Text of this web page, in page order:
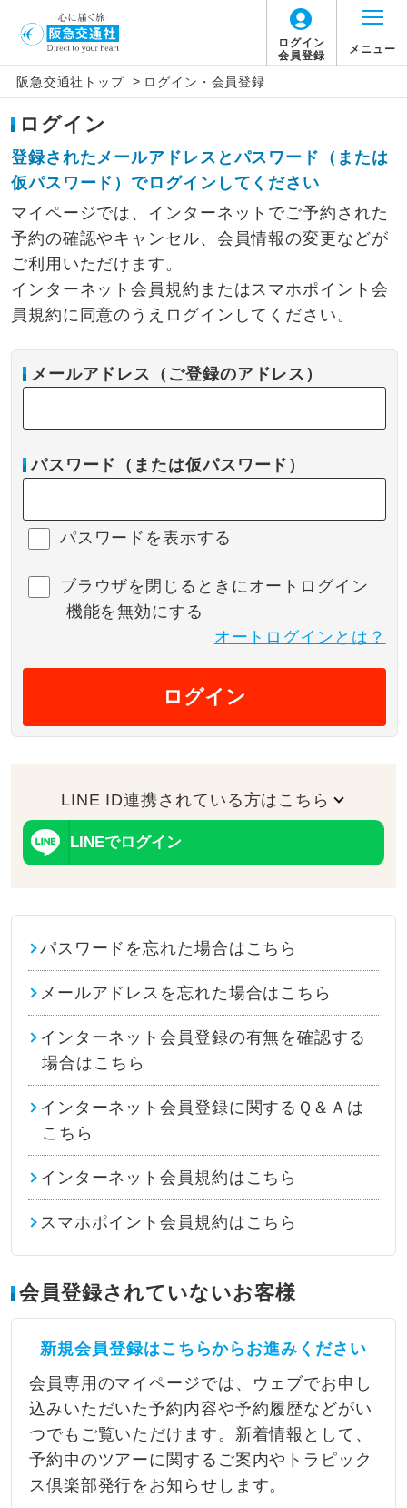
ログイン
会員登録
メニュー
阪急交通社トップ > ログイン・会員登録
ログイン
登録されたメールアドレスとパスワード（または
仮パスワード）でログインしてください
マイページでは、インターネットでご予約された
予約の確認やキャンセル、会員情報の変更などが
ご利用いただけます。
インターネット会員規約またはスマホポイント会
員規約に同意のうえログインしてください。
メールアドレス（ご登録のアドレス）
パスワード（または仮パスワード）
パスワードを表示する
ブラウザを閉じるときにオートログイン
機能を無効にする
オートログインとは？
ログイン
LINE ID連携されている方はこちら
LINEでログイン
パスワードを忘れた場合はこちら
メールアドレスを忘れた場合はこちら
インターネット会員登録の有無を確認する
場合はこちら
インターネット会員登録に関するＱ＆Ａは
こちら
インターネット会員規約はこちら
スマホポイント会員規約はこちら
会員登録されていないお客様
新規会員登録はこちらからお進みください
会員専用のマイページでは、ウェブでお申し
込みいただいた予約内容や予約履歴などがい
つでもご覧いただけます。新着情報として、
予約中のツアーに関するご案内やトラピック
ス倶楽部発行をお知らせします。